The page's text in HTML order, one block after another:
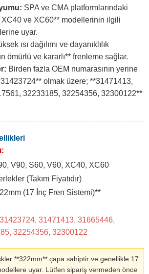
SPA ve CMA platformlarındaki
ve XC60** modellerinin ilgili
uyar.
ısı dağılımı ve dayanıklılık
ömürlü ve kararlı** frenleme sağlar.
Birden fazla OEM numarasının yerine
olmak üzere; **31471413,
32233185, 32254356, 32300122**
V90, S60, V60, XC40, XC60
(Takım Fiyatıdır)
(17 İnç Fren Sistemi)**
31423724, 31471413, 31665446,
32254356, 32300122
**322mm** çapa sahiptir ve genellikle 17
uyar. Lütfen sipariş vermeden önce